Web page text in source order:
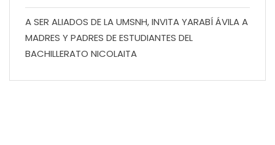
A SER ALIADOS DE LA UMSNH, INVITA YARABÍ ÁVILA A
MADRES Y PADRES DE ESTUDIANTES DEL
BACHILLERATO NICOLAITA